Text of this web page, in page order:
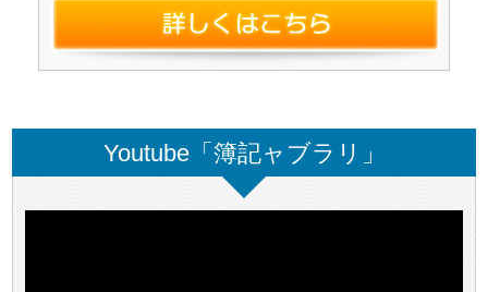
Youtube「簿記ャブラリ」